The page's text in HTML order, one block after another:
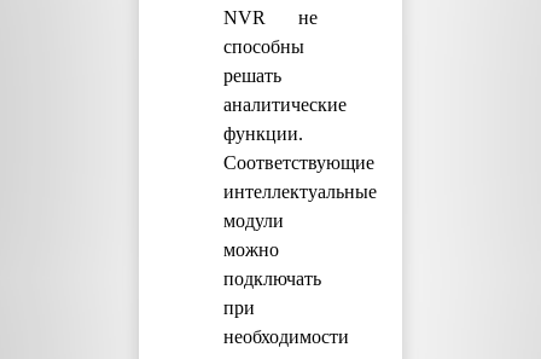
NVR не
способны
решать
аналитические
функции.
Соответствующие
интеллектуальные
модули
можно
подключать
при
необходимости